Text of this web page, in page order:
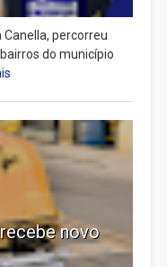
percorreu
do município
novo